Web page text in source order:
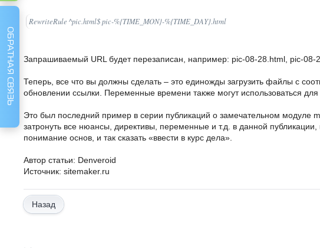
RewriteRule ^pic.html$ pic-%{TIME_MON}-%{TIME_DAY}.html
Запрашиваемый URL будет перезаписан, например: pic-08-28.html, pic-08-
Теперь, все что вы должны сделать – это единожды загрузить файлы с
обновлении ссылки. Переменные времени также могут использоваться для
Это был последний пример в серии публикаций о замечательном модуле
затронуть все нюансы, директивы, переменные и т.д. в данной
понимание основ, и так сказать «ввести в курс дела».
Автор статьи: Denveroid
Источник: sitemaker.ru
Назад
ОБРАТНАЯ СВЯЗЬ